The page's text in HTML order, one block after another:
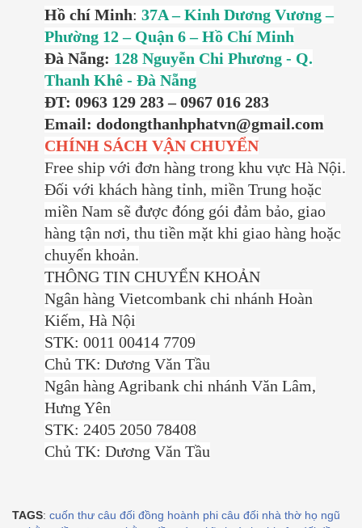
Hồ chí Minh: 37A – Kinh Dương Vương –
Phường 12 – Quận 6 – Hồ Chí Minh
Đà Nẵng: 128 Nguyễn Chi Phương - Q.
Thanh Khê - Đà Nẵng
ĐT: 0963 129 283 – 0967 016 283
Email: dodongthanhphatvn@gmail.com
CHÍNH SÁCH VẬN CHUYỂN
Free ship với đơn hàng trong khu vực Hà Nội.
Đối với khách hàng tỉnh, miền Trung hoặc
miền Nam sẽ được đóng gói đảm bảo, giao
hàng tận nơi, thu tiền mặt khi giao hàng hoặc
chuyển khoản.
THÔNG TIN CHUYỂN KHOẢN
Ngân hàng Vietcombank chi nhánh Hoàn
Kiếm, Hà Nội
STK: 0011 00414 7709
Chủ TK: Dương Văn Tầu
Ngân hàng Agribank chi nhánh Văn Lâm,
Hưng Yên
STK: 2405 2050 78408
Chủ TK: Dương Văn Tầu
TAGS: cuốn thư câu đối đồng hoành phi câu đối nhà thờ họ ngũ